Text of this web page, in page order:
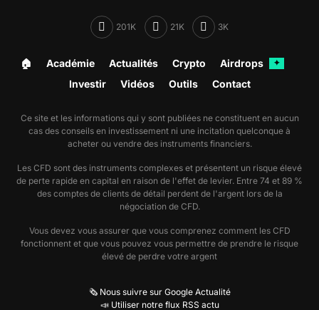
201K 21K 3K
🏠︎ Académie Actualités Crypto Airdrops ✦
Investir Vidéos Outils Contact
Ce site et les informations qui y sont publiées ne constituent en aucun
cas des conseils en investissement ni une incitation quelconque à
acheter ou vendre des instruments financiers.
Les CFD sont des instruments complexes et présentent un risque élevé
de perte rapide en capital en raison de l'effet de levier. Entre 74 et 89 %
des comptes de clients de détail perdent de l'argent lors de la
négociation de CFD.
Vous devez vous assurer que vous comprenez comment les CFD
fonctionnent et que vous pouvez vous permettre de prendre le risque
élevé de perdre votre argent
🗞️ Nous suivre sur Google Actualité
📣 Utiliser notre flux RSS actu